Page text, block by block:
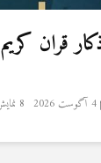
قران کریم
4 آگوست 2026 8 نمایش ها